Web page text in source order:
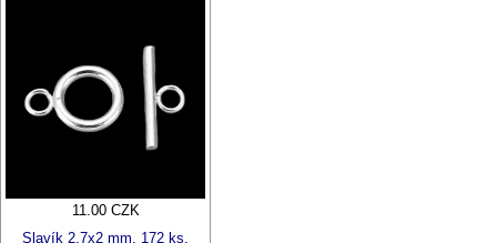
11.00 CZK
Slavík 2,7x2 mm, 172 ks,